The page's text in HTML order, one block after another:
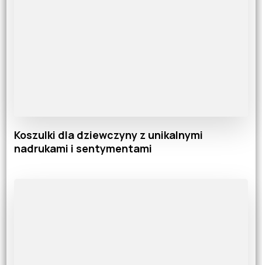
Koszulki dla dziewczyny z unikalnymi
nadrukami i sentymentami